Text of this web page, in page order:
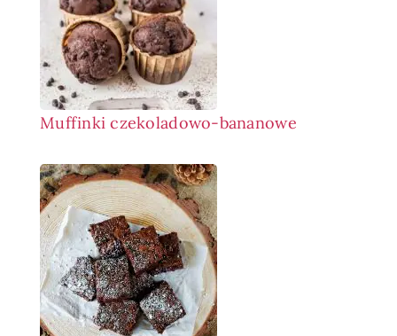
Muffinki czekoladowo-bananowe